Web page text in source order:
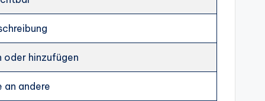
oder hinzufügen
an andere